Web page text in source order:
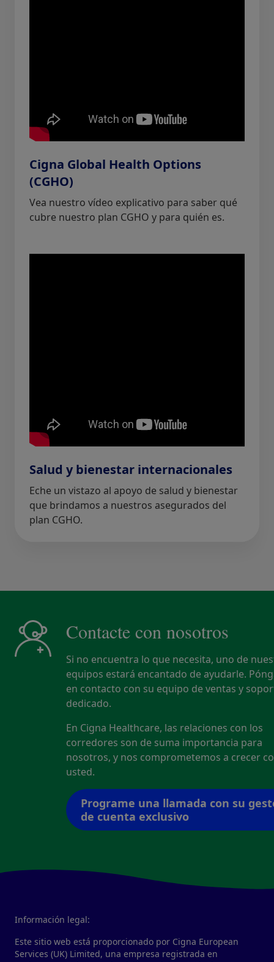
Cigna Global Health Options
(CGHO)
Vea nuestro vídeo explicativo para saber qué
cubre nuestro plan CGHO y para quién es.
Salud y bienestar internacionales
Eche un vistazo al apoyo de salud y bienestar
que brindamos a nuestros asegurados del
plan CGHO.
Contacte con nosotros
Si no encuentra lo que necesita, uno de
equipos estará encantado de ayudarle.
en contacto con su equipo de ventas y
dedicado.
En Cigna Healthcare, las relaciones con los
corredores son de suma importancia para
nosotros, y nos comprometemos a crecer
usted.
Programe una llamada con su
de cuenta exclusivo
Información legal:
Este sitio web está proporcionado por Cigna European
Services (UK) Limited, una empresa registrada en